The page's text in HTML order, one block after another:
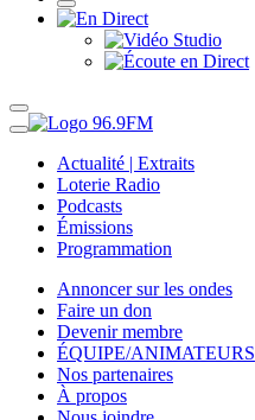
Actualité | Extraits
Loterie Radio
Podcasts
Émissions
Programmation
Annoncer sur les ondes
Faire un don
Devenir membre
ÉQUIPE/ANIMATEURS
Nos partenaires
À propos